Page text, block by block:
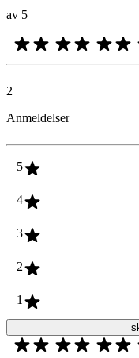
av 5
2
Anmeldelser
5
4
3
2
1